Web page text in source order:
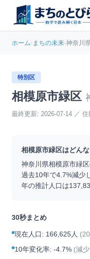
ホーム›まちの未来›神奈川
特別区
相模原市緑区
最終更新: 2026-07-14 ／ 住
相模原市緑区はどん
神奈川県相模原市緑区
過去10年で4.7%減少
年の推計人口は
30秒まとめ
現在人口: 166,625人 (
10年変化率: -4.7% (減